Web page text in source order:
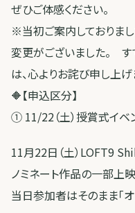
ぜひご体感ください。
※当初ご案内しておりま
変更がございました。 す
は、心よりお詫び申し上げ
🔶【申込区分】
① 11/22（土）授賞式イベ
11月22日（土）LOFT9
ノミネート作品の一部上
当日参加者はそのまま「